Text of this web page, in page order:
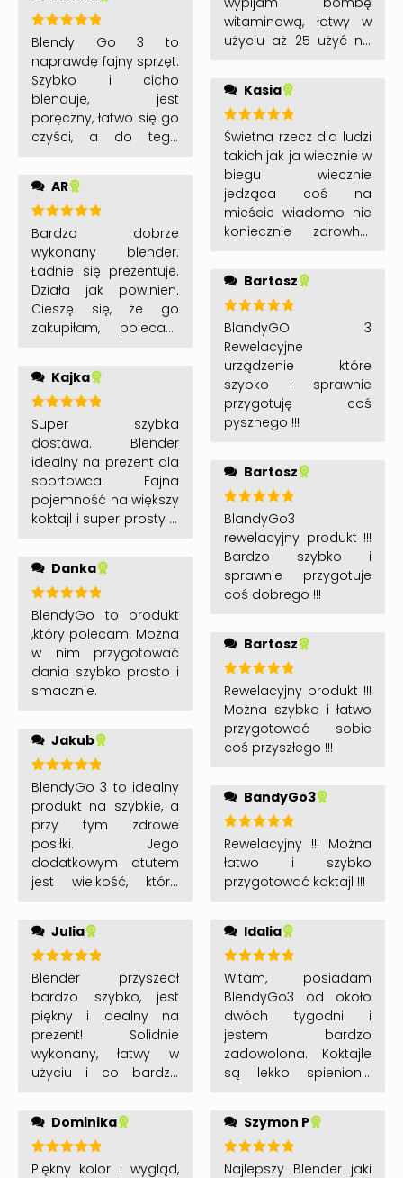
Oceniono
5 na 5
Blendy Go 3 to
naprawdę fajny sprzęt.
Szybko i cicho
blenduje, jest
poręczny, łatwo się go
czyści, a do tego
prezentuje.
AR
Oceniono
5 na 5
Bardzo dobrze
wykonany blender.
Ładnie się prezentuje.
Działa jak powinien.
Cieszę się, że go
zakupiłam, polecam
Kajka
Oceniono
5 na 5
Super szybka
dostawa. Blender
idealny na prezent dla
sportowca. Fajna
pojemność na większy
koktajl i super prosty w
Danka
Oceniono
5 na 5
BlendyGo to produkt
,który polecam. Można
w nim przygotować
dania szybko prosto i
smacznie.
Jakub
Oceniono
5 na 5
BlendyGo 3 to idealny
produkt na szybkie, a
przy tym zdrowe
posiłki. Jego
dodatkowym atutem
jest wielkość, która
niego skorzystać w
każdym miejscu i o
każdej porze.
Polecam!
Julia
Oceniono
5 na 5
Blender przyszedł
bardzo szybko, jest
piękny i idealny na
prezent! Solidnie
wykonany, łatwy w
użyciu i co bardzo
go wyczyścić, co przy
codziennym
użytkowaniu jest
ekstra
Dominika
Oceniono
Piękny kolor i wygląd,
wypijam bombę
witaminową, łatwy w
użyciu aż 25 użyć na
najlepsza z opcji to że
mogę użyć go
wszędzie głównie w
samochodzie bo to w
tedy mam do tego
głowę polecam
każdemu kto chciałby
zrezygnować ze
śmieciowego jedzenia
witaminową ❤️
Kasia
Oceniono
5 na 5
Świetna rzecz dla ludzi
takich jak ja wiecznie w
biegu wiecznie
jedząca coś na
mieście wiadomo nie
koniecznie zdrowho.
zmienić nawyki
zamiast fastfooda
cieszę się codzienna
dawka witamin. ❤️❤️
Bartosz
Oceniono
5 na 5
BlandyGO 3
Rewelacyjne
urządzenie które
szybko i sprawnie
przygotuję coś
pysznego !!!
Bartosz
Oceniono
5 na 5
BlandyGo3
rewelacyjny produkt !!!
Bardzo szybko i
sprawnie przygotuje
coś dobrego !!!
Bartosz
Oceniono
5 na 5
Rewelacyjny produkt !!!
Można szybko i łatwo
przygotować sobie
coś przyszłego !!!
BandyGo3
Oceniono
5 na 5
Rewelacyjny !!! Można
łatwo i szybko
przygotować koktajl !!!
Idalia
Oceniono
5 na 5
Witam, posiadam
BlendyGo3 od około
dwóch tygodni i
jestem bardzo
zadowolona. Koktajle
są lekko spienione,
Ostrze bardzo ostre i
świetnie kroi owoce,
warzywa. orzechy etc.
Polecam.
Szymon P
Oceniono
Najlepszy Blender jaki